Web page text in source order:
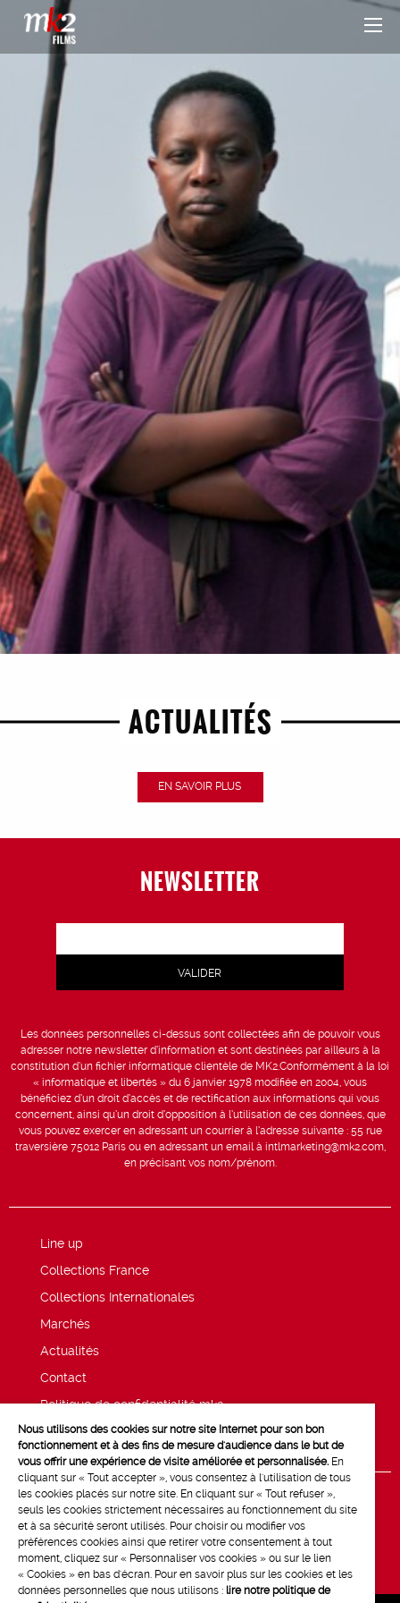
4 PRIX À CANNES
ACTUALITÉS
EN SAVOIR PLUS
NEWSLETTER
Les données personnelles ci-dessus sont collectées afin de pouvoir vous
adresser notre newsletter d’information et sont destinées par ailleurs à la
constitution d’un fichier informatique clientèle de MK2.Conformément à la loi
« informatique et libertés » du 6 janvier 1978 modifiée en 2004, vous
bénéficiez d’un droit d’accès et de rectification aux informations qui vous
concernent, ainsi qu’un droit d’opposition à l’utilisation de ces données, que
vous pouvez exercer en adressant un courrier à l’adresse suivante : 55 rue
traversière 75012 Paris ou en adressant un email à intlmarketing@mk2.com,
en précisant vos nom/prénom.
Line up
Collections France
Collections Internationales
Marchés
Actualités
Contact
Politique de confidentialité mk2
Mentions légales
Nous utilisons des cookies sur notre site Internet pour son bon
fonctionnement et à des fins de mesure d'audience dans le but de
vous offrir une expérience de visite améliorée et personnalisée. En
cliquant sur « Tout accepter », vous consentez à l'utilisation de tous
les cookies placés sur notre site. En cliquant sur « Tout refuser »,
seuls les cookies strictement nécessaires au fonctionnement du site
et à sa sécurité seront utilisés. Pour choisir ou modifier vos
préférences cookies ainsi que retirer votre consentement à tout
moment, cliquez sur « Personnaliser vos cookies » ou sur le lien
« Cookies » en bas d'écran. Pour en savoir plus sur les cookies et les
données personnelles que nous utilisons : lire notre politique de